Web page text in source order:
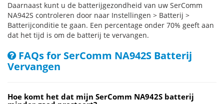
Daarnaast kunt u de batterijgezondheid van uw SerComm
NA942S controleren door naar Instellingen > Batterij >
Batterijconditie te gaan. Een percentage onder 70% geeft aan
dat het tijd is om de batterij te vervangen.
FAQs for SerComm NA942S Batterij
Vervangen
Hoe komt het dat mijn SerComm NA942S batterij